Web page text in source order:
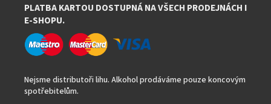
PLATBA KARTOU DOSTUPNÁ NA VŠECH PRODEJNÁCH I
E-SHOPU.
Nejsme distributoři lihu. Alkohol prodáváme pouze koncovým
spotřebitelům.